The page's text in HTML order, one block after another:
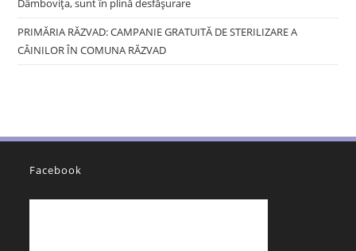
Dâmbovița, sunt în plină desfășurare
PRIMĂRIA RĂZVAD: CAMPANIE GRATUITĂ DE STERILIZARE A
CÂINILOR ÎN COMUNA RĂZVAD
Facebook